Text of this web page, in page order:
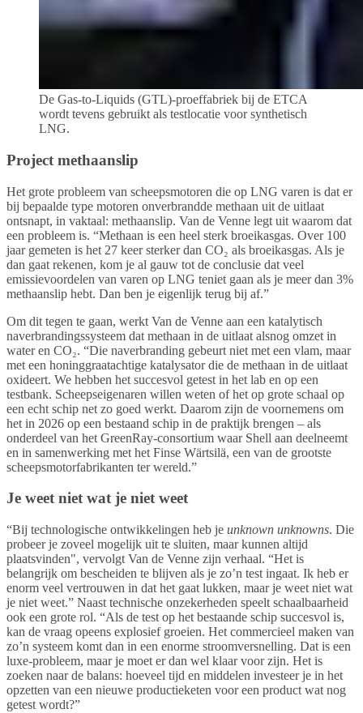
De Gas-to-Liquids (GTL)-proeffabriek bij de ETCA
wordt tevens gebruikt als testlocatie voor synthetisch
LNG.
Project methaanslip
Het grote probleem van scheepsmotoren die op LNG varen is dat er
bij bepaalde type motoren onverbrandde methaan uit de uitlaat
ontsnapt, in vaktaal: methaanslip. Van de Venne legt uit waarom dat
een probleem is. “Methaan is een heel sterk broeikasgas. Over 100
jaar gemeten is het 27 keer sterker dan CO₂ als broeikasgas. Als je
dan gaat rekenen, kom je al gauw tot de conclusie dat veel
emissievoordelen van varen op LNG teniet gaan als je meer dan 3%
methaanslip hebt. Dan ben je eigenlijk terug bij af.”
Om dit tegen te gaan, werkt Van de Venne aan een katalytisch
naverbrandingssysteem dat methaan in de uitlaat alsnog omzet in
water en CO₂. “Die naverbranding gebeurt niet met een vlam, maar
met een honinggraatachtige katalysator die de methaan in de uitlaat
oxideert. We hebben het succesvol getest in het lab en op een
testbank. Scheepseigenaren willen weten of het op grote schaal op
een echt schip net zo goed werkt. Daarom zijn de voornemens om
het in 2026 op een bestaand schip in de praktijk brengen – als
onderdeel van het GreenRay-consortium waar Shell aan deelneemt
en in samenwerking met het Finse Wärtsilä, een van de grootste
scheepsmotorfabrikanten ter wereld.”
Je weet niet wat je niet weet
“Bij technologische ontwikkelingen heb je unknown unknowns. Die
probeer je zoveel mogelijk uit te sluiten, maar kunnen altijd
plaatsvinden", vervolgt Van de Venne zijn verhaal. “Het is
belangrijk om bescheiden te blijven als je zo’n test ingaat. Ik heb er
enorm veel vertrouwen in dat het gaat lukken, maar je weet niet wat
je niet weet.” Naast technische onzekerheden speelt schaalbaarheid
ook een grote rol. “Als de test op het bestaande schip succesvol is,
kan de vraag opeens explosief groeien. Het commercieel maken van
zo’n systeem komt dan in een enorme stroomversnelling. Dat is een
luxe-probleem, maar je moet er dan wel klaar voor zijn. Het is
zoeken naar de balans: hoeveel tijd en middelen investeer je in het
opzetten van een nieuwe productieketen voor een product wat nog
getest wordt?”